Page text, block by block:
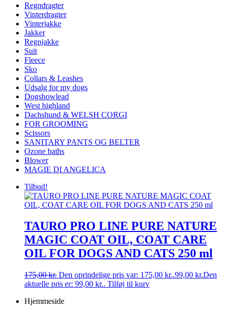
Regndragter
Vinterdragter
Vinterjakke
Jakker
Regnjakke
Suit
Fleece
Sko
Collars & Leashes
Udsalg for my dogs
Dogshowlead
West highland
Dachshund & WELSH CORGI
FOR GROOMING
Scissors
SANITARY PANTS OG BELTER
Ozone baths
Blower
MAGIE DI ANGELICA
Tilbud!
TAURO PRO LINE PURE NATURE
MAGIC COAT OIL, COAT CARE
OIL FOR DOGS AND CATS 250 ml
175,00kr. Den oprindelige pris var: 175,00 kr..99,00 kr.Den
aktuelle pris er: 99,00 kr.. Tilføj til kurv
Hjemmeside